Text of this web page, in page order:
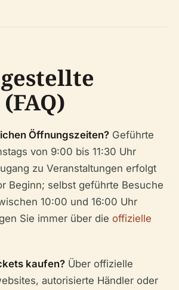
Öffnungszeiten? Geführte
von 9:00 bis 11:30 Uhr
zu Veranstaltungen erfolgt
Beginn; selbst geführte Besuche
10:00 und 16:00 Uhr
Sie immer über die offizielle
kaufen? Über offizielle
autorisierte Händler oder